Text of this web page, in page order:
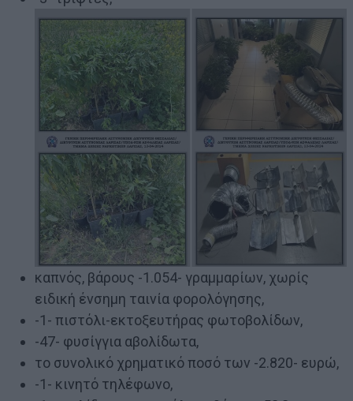
καπνός, βάρους -1.054- γραμμαρίων, χωρίς
ειδική ένσημη ταινία φορολόγησης,
-1- πιστόλι-εκτοξευτήρας φωτοβολίδων,
-47- φυσίγγια αβολίδωτα,
το συνολικό χρηματικό ποσό των -2.820- ευρώ,
-1- κινητό τηλέφωνο,